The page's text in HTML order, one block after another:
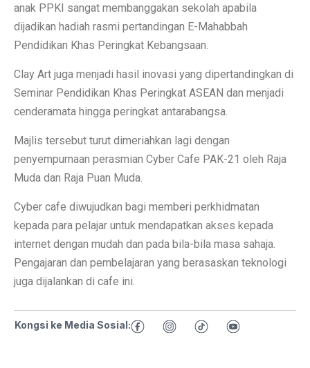
anak PPKI sangat membanggakan sekolah apabila
dijadikan hadiah rasmi pertandingan E-Mahabbah
Pendidikan Khas Peringkat Kebangsaan.
Clay Art juga menjadi hasil inovasi yang dipertandingkan di
Seminar Pendidikan Khas Peringkat ASEAN dan menjadi
cenderamata hingga peringkat antarabangsa.
Majlis tersebut turut dimeriahkan lagi dengan
penyempurnaan perasmian Cyber Cafe PAK-21 oleh Raja
Muda dan Raja Puan Muda.
Cyber cafe diwujudkan bagi memberi perkhidmatan
kepada para pelajar untuk mendapatkan akses kepada
internet dengan mudah dan pada bila-bila masa sahaja.
Pengajaran dan pembelajaran yang berasaskan teknologi
juga dijalankan di cafe ini.
Kongsi ke Media Sosial: